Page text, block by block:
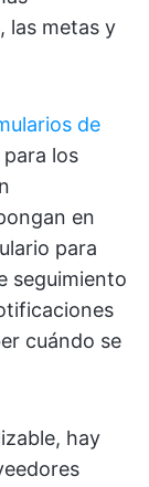
las metas y
de
los
en
para
seguimiento
cuándo se
hay